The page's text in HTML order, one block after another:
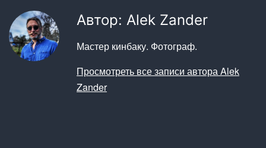
Автор: Alek Zander
Мастер кинбаку. Фотограф.
Просмотреть все записи автора Alek
Zander